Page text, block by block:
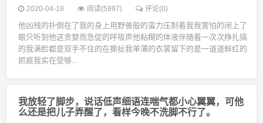
2020-04-18 阅读(5997) 评论(0)
他凶残的扑倒在了我的身上用野兽般的蛮力压制着我我害怕的闭上了
眼只听到他这贪婪而急促的呼吸声他粘糊的体液伴随着一次次挣扎搞
的我满脸都是双手不住的在撕扯我单薄的衣裳留下的是一道道鲜红的
抓痕我实在受够...
我放轻了脚步，说话低声细语连喘气都小心翼翼，可他
么还是把儿子弄醒了，看样今晚不洗脚不行了。